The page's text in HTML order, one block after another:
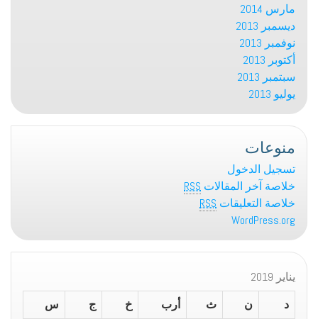
مارس 2014
ديسمبر 2013
نوفمبر 2013
أكتوبر 2013
سبتمبر 2013
يوليو 2013
منوعات
تسجيل الدخول
خلاصة آخر المقالات RSS
خلاصة التعليقات RSS
WordPress.org
يناير 2019
د
ن ث أرب خ ج س